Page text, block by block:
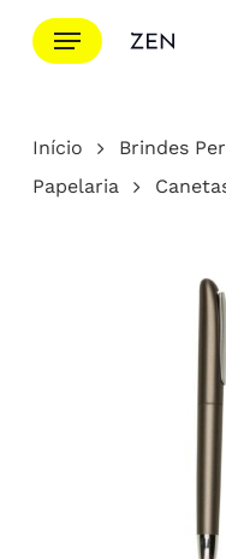
para
principal
Menu
Cotação
Início Brindes
Papelaria